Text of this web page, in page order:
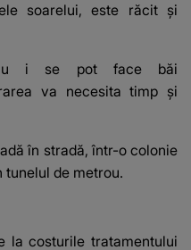
soarelui, este răcit și
i se pot face băi
va necesita timp și
în stradă, într-o colonie
tunelul de metrou.
la costurile tratamentului